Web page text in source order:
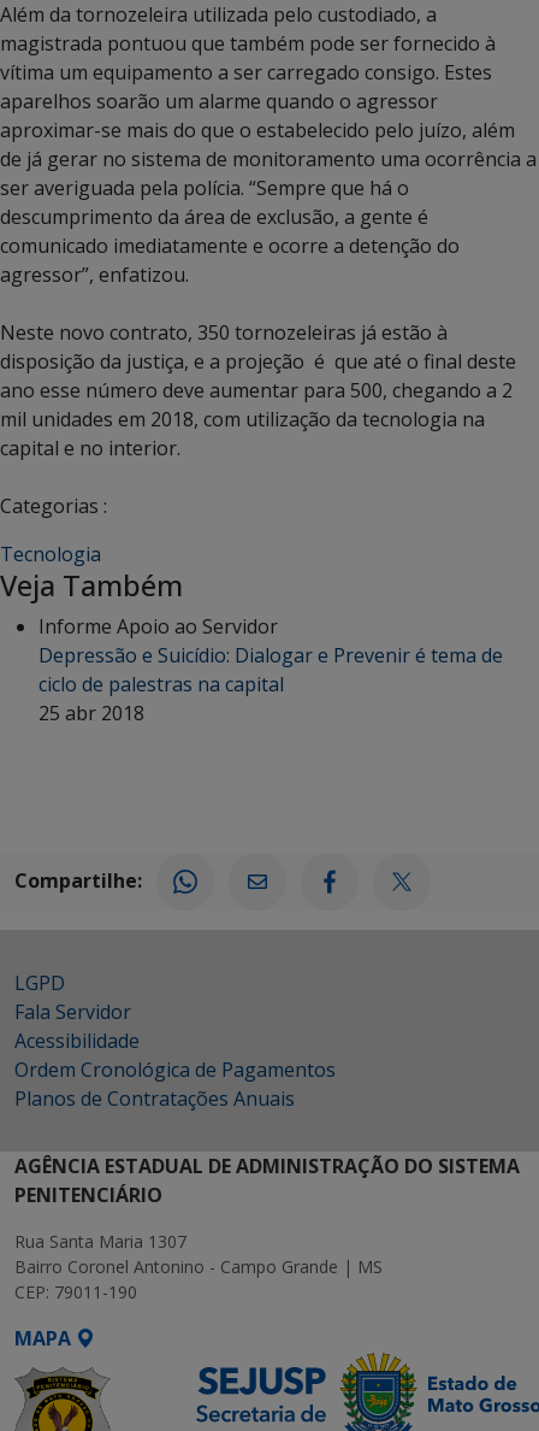
Além da tornozeleira utilizada pelo custodiado, a
magistrada pontuou que também pode ser fornecido à
vítima um equipamento a ser carregado consigo. Estes
aparelhos soarão um alarme quando o agressor
aproximar-se mais do que o estabelecido pelo juízo, além
de já gerar no sistema de monitoramento uma ocorrência a
ser averiguada pela polícia. “Sempre que há o
descumprimento da área de exclusão, a gente é
comunicado imediatamente e ocorre a detenção do
agressor”, enfatizou.
Neste novo contrato, 350 tornozeleiras já estão à
disposição da justiça, e a projeção é que até o final deste
ano esse número deve aumentar para 500, chegando a 2
mil unidades em 2018, com utilização da tecnologia na
capital e no interior.
Categorias :
Tecnologia
Veja Também
Informe Apoio ao Servidor
Depressão e Suicídio: Dialogar e Prevenir é tema de
ciclo de palestras na capital
25 abr 2018
Compartilhe:
LGPD
Fala Servidor
Acessibilidade
Ordem Cronológica de Pagamentos
Planos de Contratações Anuais
AGÊNCIA ESTADUAL DE ADMINISTRAÇÃO DO SISTEMA
PENITENCIÁRIO
Rua Santa Maria 1307
Bairro Coronel Antonino - Campo Grande | MS
CEP: 79011-190
MAPA